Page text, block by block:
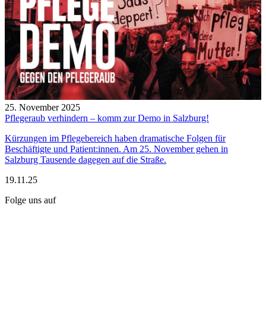
25. November 2025
Pflegeraub verhindern – komm zur Demo in Salzburg!
Kürzungen im Pflegebereich haben dramatische Folgen für
Beschäftigte und Patient:innen. Am 25. November gehen in
Salzburg Tausende dagegen auf die Straße.
19.11.25
Folge uns auf